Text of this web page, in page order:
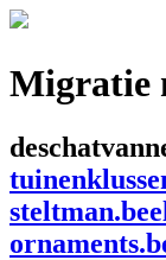
Migratie